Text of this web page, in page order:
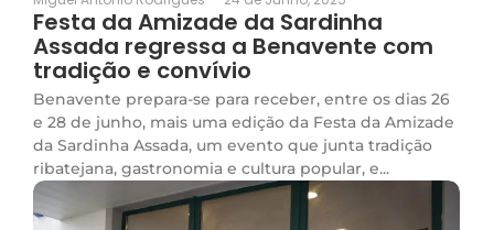
Festa da Amizade da Sardinha
Assada regressa a Benavente com
tradição e convívio
Benavente prepara-se para receber, entre os dias 26
e 28 de junho, mais uma edição da Festa da Amizade
da Sardinha Assada, um evento que junta tradição
ribatejana, gastronomia e cultura popular, e...